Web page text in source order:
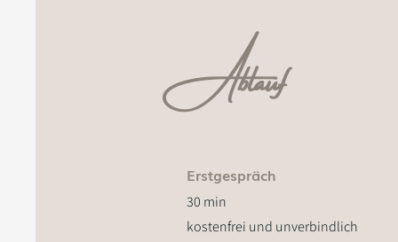
Ablauf
Erstgespräch
30 min
kostenfrei und unverbindlich